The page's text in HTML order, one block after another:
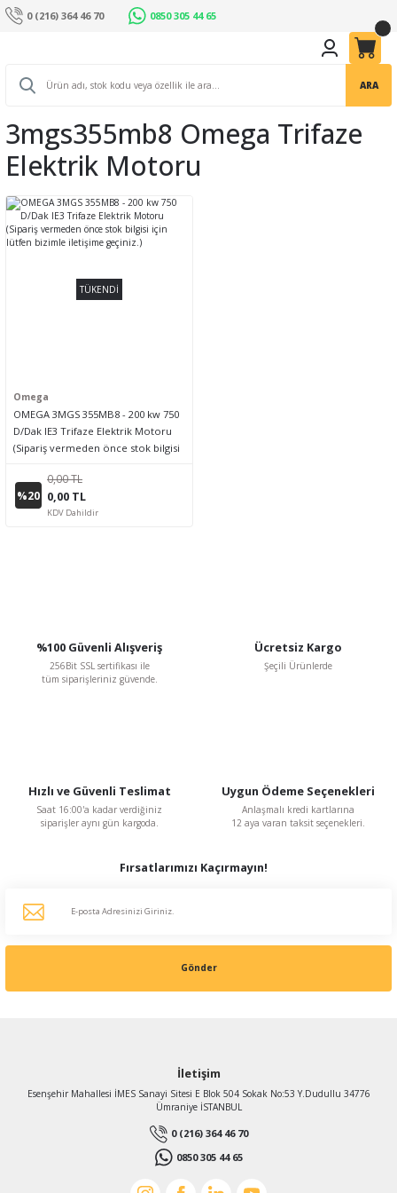
0 (216) 364 46 70 0850 305 44 65
ARA
3mgs355mb8 Omega Trifaze
Elektrik Motoru
TÜKENDİ
Omega
OMEGA 3MGS 355MB8 - 200 kw 750
D/Dak IE3 Trifaze Elektrik Motoru
(Sipariş vermeden önce stok bilgisi
%20
0,00 TL
0,00 TL
KDV Dahildir
%100 Güvenli Alışveriş
256Bit SSL sertifikası ile
tüm siparişleriniz güvende.
Ücretsiz Kargo
Şeçili Ürünlerde
Hızlı ve Güvenli Teslimat
Saat 16:00'a kadar verdiğiniz
siparişler aynı gün kargoda.
Uygun Ödeme Seçenekleri
Anlaşmalı kredi kartlarına
12 aya varan taksit seçenekleri.
Fırsatlarımızı Kaçırmayın!
Gönder
İletişim
Esenşehir Mahallesi İMES Sanayi Sitesi E Blok 504 Sokak No:53 Y.Dudullu 34776
Ümraniye İSTANBUL
0 (216) 364 46 70
0850 305 44 65